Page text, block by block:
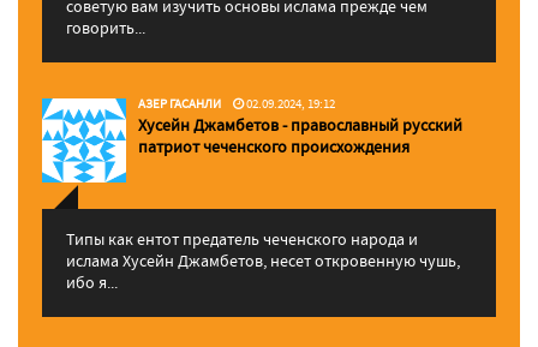
советую вам изучить основы ислама прежде чем
говорить...
АЗЕР ГАСАНЛИ 02.09.2024, 19:12
Хусейн Джамбетов - православный русский
патриот чеченского происхождения
Типы как ентот предатель чеченского народа и
ислама Хусейн Джамбетов, несет откровенную чушь,
ибо я...